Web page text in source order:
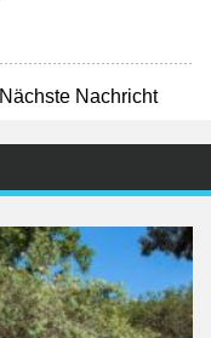
Nächste Nachricht